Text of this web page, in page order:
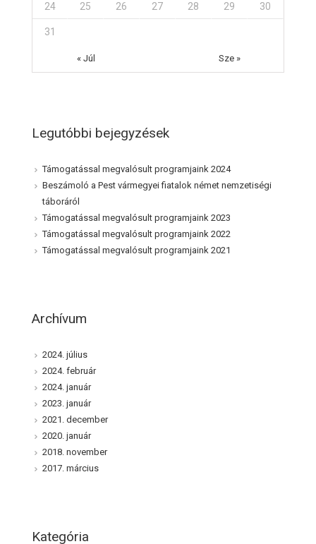
« Júl Sze »
24 25 26 27 28 29 30
31
Legutóbbi bejegyzések
Támogatással megvalósult programjaink 2024
Beszámoló a Pest vármegyei fiatalok német nemzetiségi
táboráról
Támogatással megvalósult programjaink 2023
Támogatással megvalósult programjaink 2022
Támogatással megvalósult programjaink 2021
Archívum
2024. július
2024. február
2024. január
2023. január
2021. december
2020. január
2018. november
2017. március
Kategória